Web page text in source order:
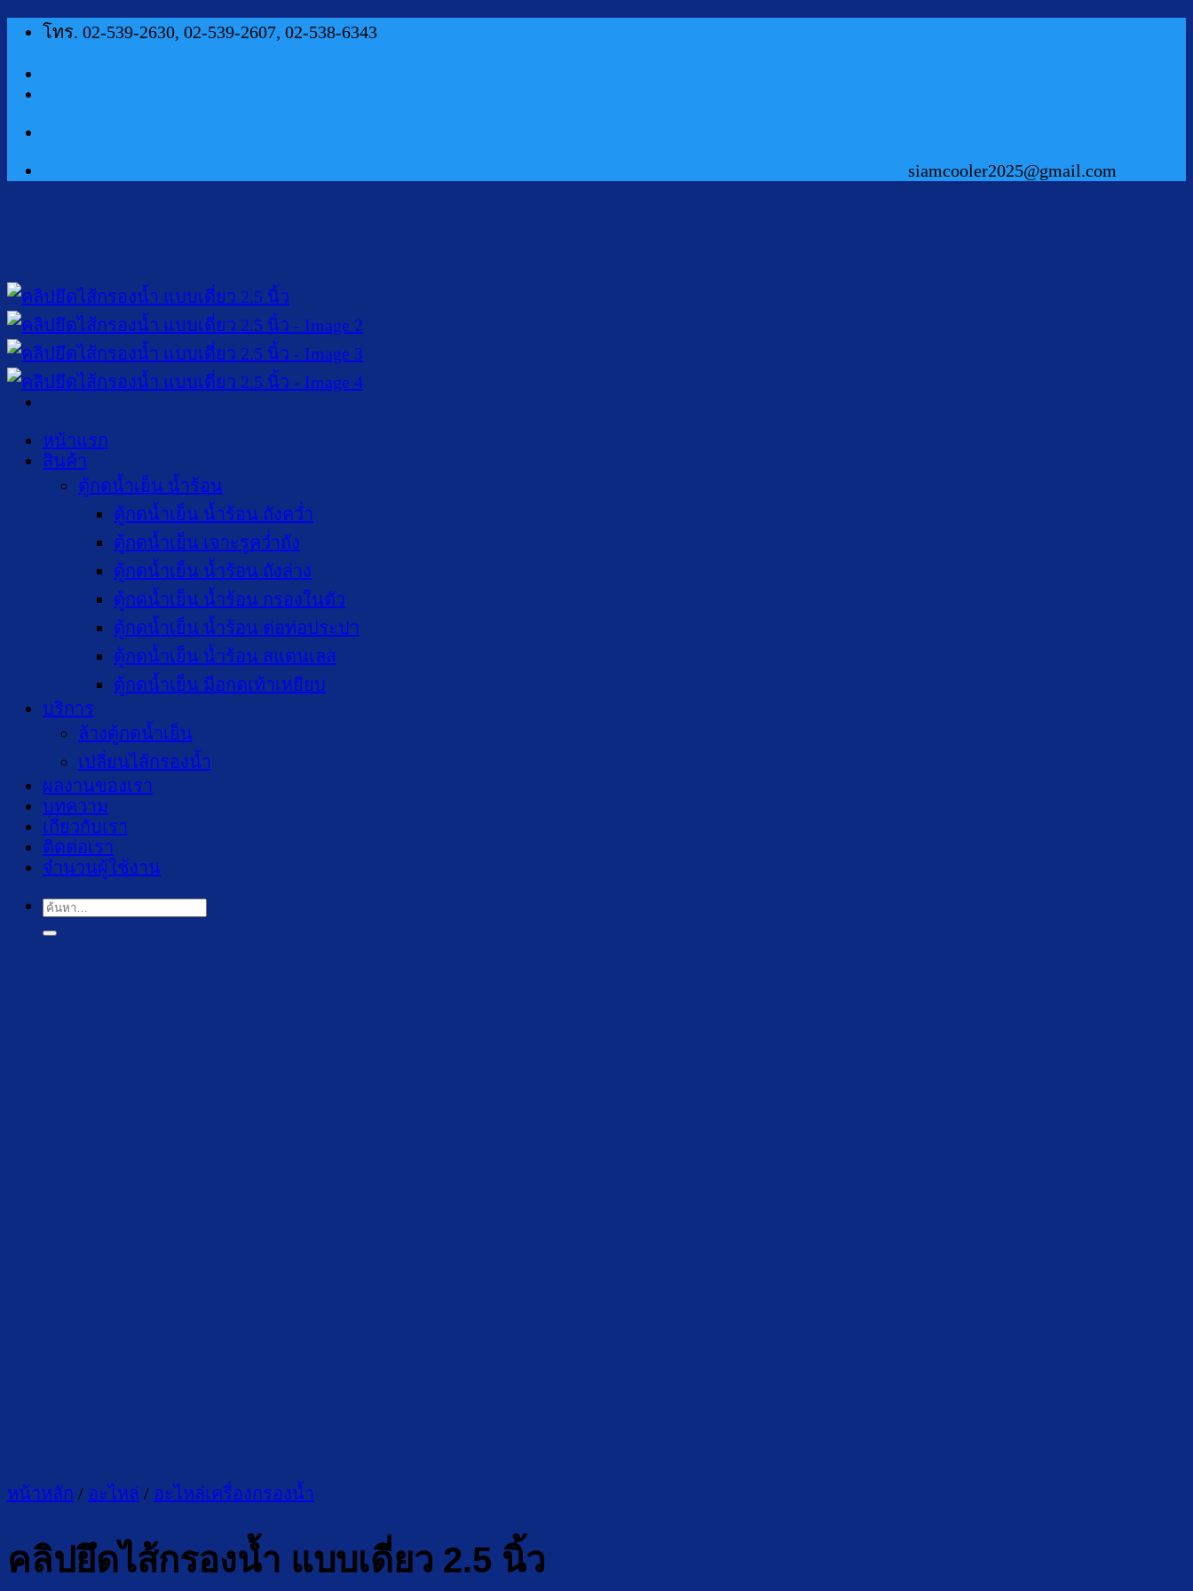
ข้าม โทร. 02-539-2630, 02-539-2607, 02-538-6343
siamcooler2025@gmail.com
หน้าแรก
สินค้า
ตู้กดน้ำเย็น น้ำร้อน
ตู้กดน้ำเย็น น้ำร้อน ถังคว่ำ
ตู้กดน้ำเย็น เจาะรูคว่ำถัง
ตู้กดน้ำเย็น น้ำร้อน ถังล่าง
ตู้กดน้ำเย็น น้ำร้อน กรองในตัว
ตู้กดน้ำเย็น น้ำร้อน ต่อท่อประปา
ตู้กดน้ำเย็น น้ำร้อน สแตนเลส
ตู้กดน้ำเย็น มือกดเท้าเหยียบ
บริการ
ล้างตู้กดน้ำเย็น
เปลี่ยนไส้กรองน้ำ
ผลงานของเรา
บทความ
เกี่ยวกับเรา
ติดต่อเรา
จำนวนผู้ใช้งาน
ค้นหา:
หน้าหลัก / อะไหล่ / อะไหล่เครื่องกรองน้ำ
คลิปยึดไส้กรองน้ำ แบบเดี่ยว 2.5 นิ้ว